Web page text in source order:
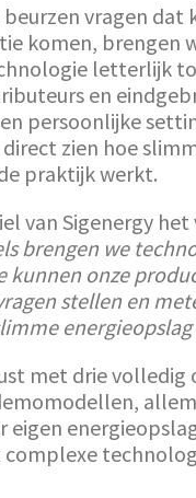
vragen dat
komen, brengen
letterlijk
en
persoonlijke
zien hoe
praktijk werkt.
van Sigenergy
brengen we
kunnen onze
stellen en
met drie
eigen